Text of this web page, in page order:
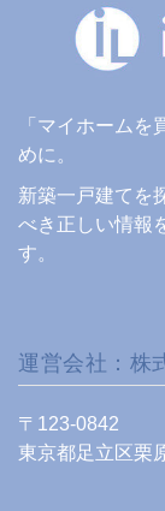
「マイホーム
めに。
新築一戸建てを
べき正しい情報
す。
運営会社：株
〒123-0842
東京都足立区栗